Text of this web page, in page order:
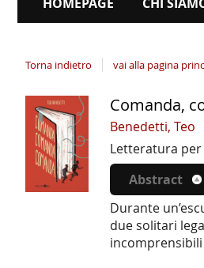
Torna indietro vai alla pagina
Dettaglio
del
documento
Comanda,
Benedetti, Teo
Letteratura per
Abstract
Durante
due solitari